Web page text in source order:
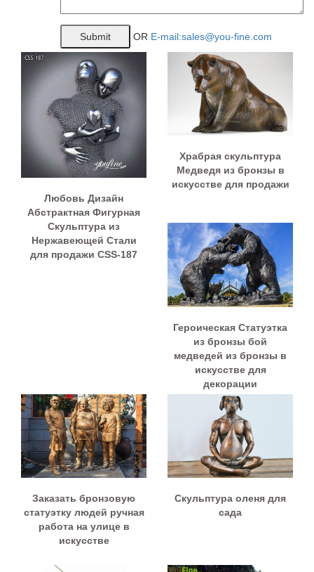
OR E-mail:sales@you-fine.com
Любовь Дизайн
Абстрактная Фигурная
Скульптура из
Нержавеющей Стали
для продажи CSS-187
Храбрая скульптура
Медведя из бронзы в
искусстве для продажи
Героическая Статуэтка
из бронзы бой
медведей из бронзы в
искусстве для
декорации
Заказать бронзовую
статуэтку людей ручная
работа на улице в
искусстве
Cкульптура оленя для
сада